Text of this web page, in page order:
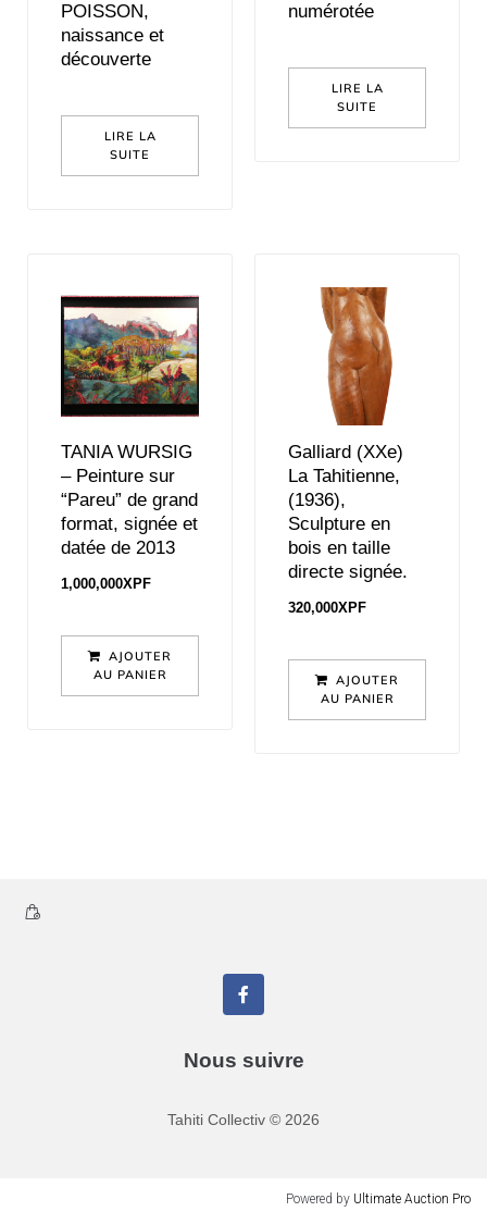
POISSON,
naissance et
découverte
LIRE LA
SUITE
numérotée
LIRE LA
SUITE
TANIA WURSIG
– Peinture sur
“Pareu” de grand
format, signée et
datée de 2013
1,000,000XPF
AJOUTER
AU PANIER
Galliard (XXe)
La Tahitienne,
(1936),
Sculpture en
bois en taille
directe signée.
320,000XPF
AJOUTER
AU PANIER
Nous suivre
Tahiti Collectiv © 2026
Powered by Ultimate Auction Pro